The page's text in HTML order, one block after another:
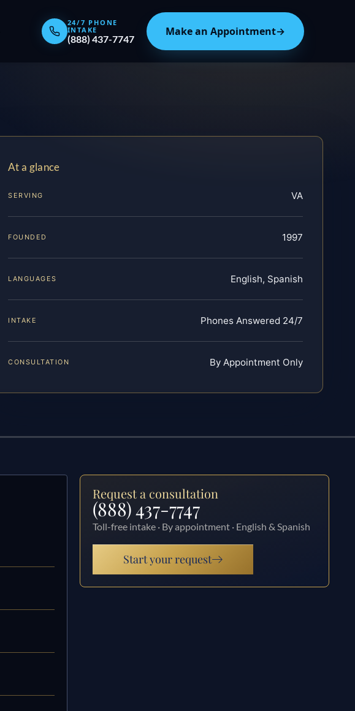
24/7 PHONE
INTAKE
(888) 437-7747
Make an Appointment→
At a glance
SERVING VA
FOUNDED 1997
LANGUAGES English, Spanish
INTAKE Phones Answered 24/7
CONSULTATION By Appointment Only
Request a consultation
(888) 437-7747
Toll-free intake · By appointment · English & Spanish
Start your request